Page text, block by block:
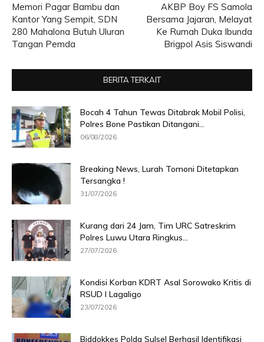
Memori Pagar Bambu dan
Kantor Yang Sempit, SDN
280 Mahalona Butuh Uluran
Tangan Pemda
AKBP Boy FS Samola
Bersama Jajaran, Melayat
Ke Rumah Duka Ibunda
Brigpol Asis Siswandi
BERITA TERKAIT
Bocah 4 Tahun Tewas Ditabrak Mobil Polisi,
Polres Bone Pastikan Ditangani...
06/08/2026
Breaking News, Lurah Tomoni Ditetapkan
Tersangka !
31/07/2026
Kurang dari 24 Jam, Tim URC Satreskrim
Polres Luwu Utara Ringkus...
27/07/2026
Kondisi Korban KDRT Asal Sorowako Kritis di
RSUD I Lagaligo
23/07/2026
Biddokkes Polda Sulsel Berhasil Identifikasi